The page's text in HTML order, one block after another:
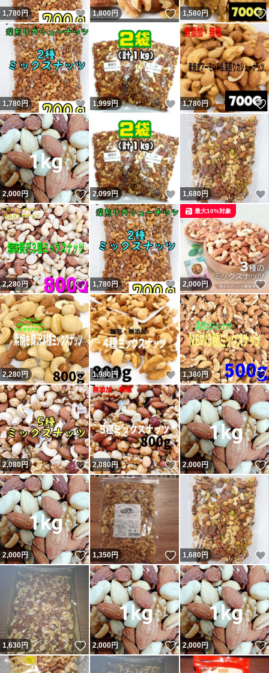
1,780円 いいね！
1,800円 いいね！
1,580円
1,780円 いいね！
1,999円 いいね！
1,780円
2,000円 いいね！
2,099円 いいね！
1,680円
2,280円 いいね！
1,780円 いいね！
2,000円
最大10%対象
2,280円 いいね！
1,980円 いいね！
1,380円
2,080円 いいね！
2,080円 いいね！
2,000円
2,000円 いいね！
1,350円 いいね！
1,680円
1,630円 いいね！
2,000円 いいね！
2,000円